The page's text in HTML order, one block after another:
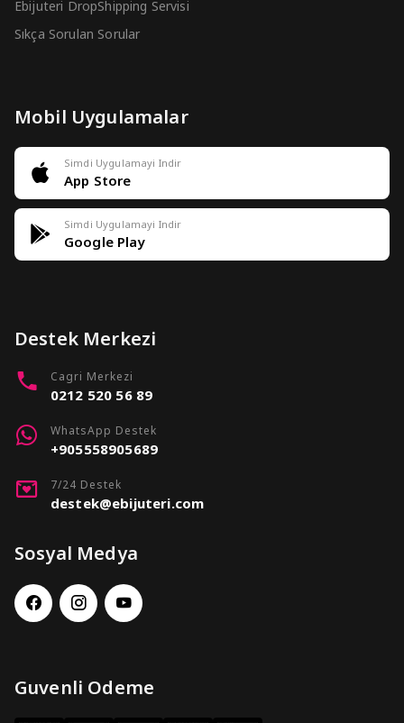
Ebijuteri DropShipping Servisi
Sıkça Sorulan Sorular
Mobil Uygulamalar
Simdi Uygulamayi Indir
App Store
Simdi Uygulamayi Indir
Google Play
Destek Merkezi
Cagri Merkezi
0212 520 56 89
WhatsApp Destek
+905558905689
7/24 Destek
destek@ebijuteri.com
Sosyal Medya
Guvenli Odeme